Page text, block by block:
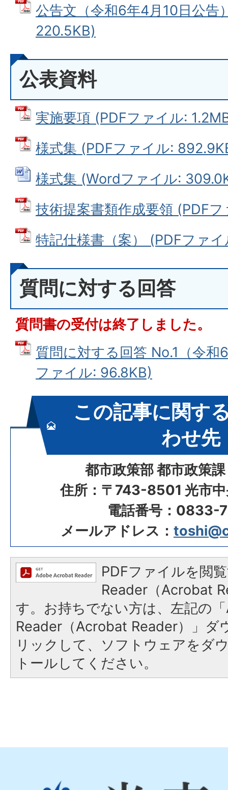
公告文（令和6年4月10日公告
220.5KB)
公表資料
実施要項 (PDFファイル:
様式集 (PDFファイル:
様式集 (Wordファイル:
技術提案書類作成要領 (PDF
特記仕様書（案） (PDFファ
質問に対する回答
質問書の受付は終了しました。
質問に対する回答 No.1（令和
ファイル: 96.8KB)
この記事に関す
わせ先
都市政策部 都市政策
住所：〒743-8501 光市中
電話番号：0833-
メールアドレス：
PDFファイルを閲
Reader（Acrobat
す。お持ちでない方は、左記の
Reader（Acrobat Reader）」ダ
リックして、ソフトウェアをダ
トールしてください。